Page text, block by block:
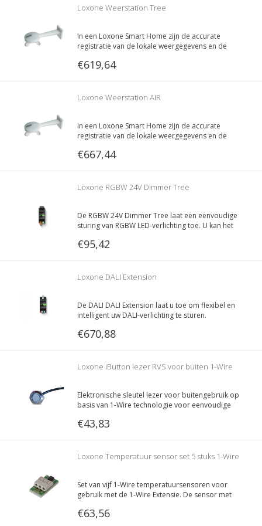
Loxone Weerstation Tree
In een Loxone Smart Home zijn de accurate
registratie van de lokale weergegevens en de
Om die reden is bij het Weerstation de tienjarige
€619,64
Loxone Weerstation AIR
In een Loxone Smart Home zijn de accurate
registratie van de lokale weergegevens en de
Om die reden is bij het Weerstation de tienjarige
€667,44
Loxone RGBW 24V Dimmer Tree
De RGBW 24V Dimmer Tree laat een eenvoudige
sturing van RGBW LED-verlichting toe. U kan het
u unieke lichtscènes voor uw woning.
€95,42
Loxone DALI Extension
De DALI DALI Extension laat u toe om flexibel en
intelligent uw DALI-verlichting te sturen.
€670,88
Loxone iButton lezer RVS voor buiten 1-Wire
Elektronische sleutel lezer voor buitengebruik op
basis van 1-Wire technologie voor eenvoudige
iButtons. Werkt met zowel magnetische als niet-
€43,83
Loxone Temperatuur sensor set 5 stuks 1-Wire
Set van vijf 1-Wire temperatuursensoren voor
gebruik met de 1-Wire Extensie. De sensor met
grootte van een euro munt en kan eenvoudig
€63,56